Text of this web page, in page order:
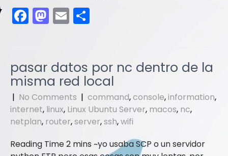
F
a
e
b
o
o
k
M
a
o
d
o
n
E
m
l e
pasar datos por nc dentro de la
misma red local
| No Comments | command,console,information,
internet, linux, Linux Ubuntu Server, macos, nc,
netplan, router,server,ssh,wifi
yo usaba SCP o un servidor